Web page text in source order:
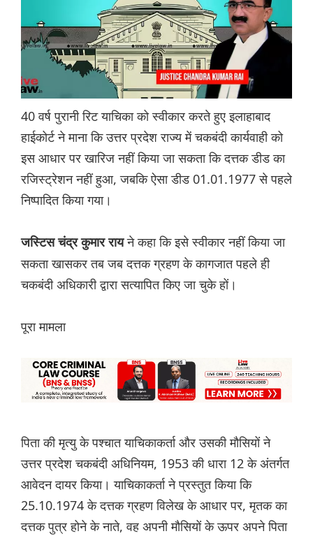
40 वर्ष पुरानी रिट याचिका को स्वीकार करते हुए इलाहाबाद
हाईकोर्ट ने माना कि उत्तर प्रदेश राज्य में चकबंदी कार्यवाही को
इस आधार पर खारिज नहीं किया जा सकता कि दत्तक डीड का
रजिस्ट्रेशन नहीं हुआ, जबकि ऐसा डीड 01.01.1977 से पहले
निष्पादित किया गया।
जस्टिस चंद्र कुमार रायने कहा कि इसे स्वीकार नहीं किया जा
सकता खासकर तब जब दत्तक ग्रहण के कागजात पहले ही
चकबंदी अधिकारी द्वारा सत्यापित किए जा चुके हों।
पूरा मामला
पिता की मृत्यु के पश्चात याचिकाकर्ता और उसकी मौसियों ने
उत्तर प्रदेश चकबंदी अधिनियम, 1953 की धारा 12 के अंतर्गत
आवेदन दायर किया। याचिकाकर्ता ने प्रस्तुत किया कि
25.10.1974 के दत्तक ग्रहण विलेख के आधार पर, मृतक का
दत्तक पुत्र होने के नाते, वह अपनी मौसियों के ऊपर अपने पिता